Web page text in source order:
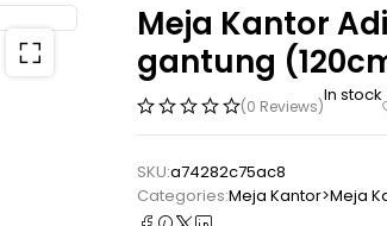
Meja Kantor
gantung
(0 Reviews)
In stock
SKU:a74282c75ac8
Categories:Meja Kantor>Meja